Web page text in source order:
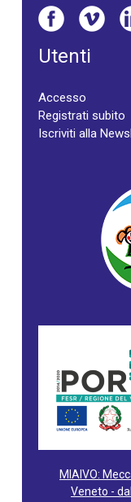
Utenti
Accesso
Registrati subito
Iscriviti alla
MIAIVO:
Veneto -